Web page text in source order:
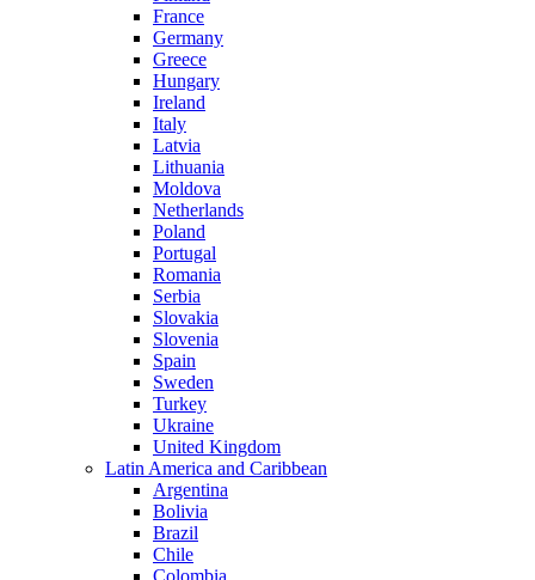
France
Germany
Greece
Hungary
Ireland
Italy
Latvia
Lithuania
Moldova
Netherlands
Poland
Portugal
Romania
Serbia
Slovakia
Slovenia
Spain
Sweden
Turkey
Ukraine
United Kingdom
Latin America and Caribbean
Argentina
Bolivia
Brazil
Chile